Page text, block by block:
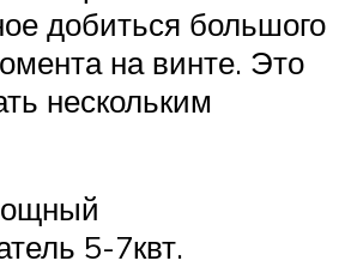
добиться большого
на винте. Это
нескольким
5-7квт.